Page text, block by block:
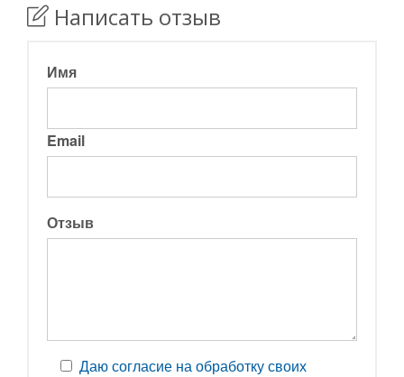
Написать отзыв
Имя
Email
Отзыв
Даю согласие на обработку своих